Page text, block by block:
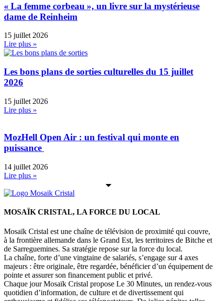
« La femme corbeau », un livre sur la mystérieuse
dame de Reinheim
15 juillet 2026
Lire plus »
Les bons plans de sorties culturelles du 15 juillet
2026
15 juillet 2026
Lire plus »
MozHell Open Air : un festival qui monte en
puissance
14 juillet 2026
Lire plus »
MOSAÏK CRISTAL, LA FORCE DU LOCAL
Mosaïk Cristal est une chaîne de télévision de proximité qui couvre,
à la frontière allemande dans le Grand Est, les territoires de Bitche et
de Sarreguemines. Sa stratégie repose sur la force du local.
La chaîne, forte d’une vingtaine de salariés, s’engage sur 4 axes
majeurs : être originale, être regardée, bénéficier d’un équipement de
pointe et assurer son financement public et privé.
Chaque jour Mosaïk Cristal propose Le 30 Minutes, un rendez-vous
quotidien d’information, de culture et de divertissement qui